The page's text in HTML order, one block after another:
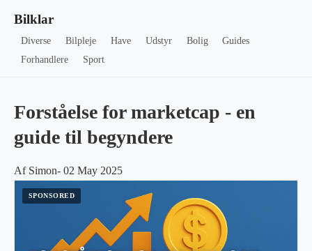
Bilklar
Diverse Bilpleje Have Udstyr Bolig
Guides
Forhandlere
Sport
Forståelse for marketcap - en
guide til begyndere
Af Simon- 02 May 2025